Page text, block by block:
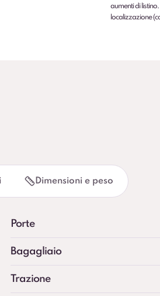
aumenti di
localizzazione
Dimensioni e peso
Porte
Bagagliaio
Trazione